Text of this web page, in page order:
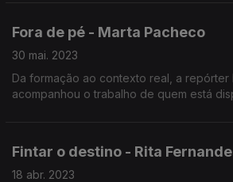
Fora de pé - Marta Pacheco
30 mai. 2023
Da formação ao contexto real, a repórter
acompanhou o trabalho de quem está
Fintar o destino - Rita
18 abr. 2023